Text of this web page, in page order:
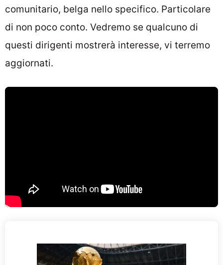
comunitario, belga nello specifico. Particolare
di non poco conto. Vedremo se qualcuno di
questi dirigenti mostrerà interesse, vi terremo
aggiornati.